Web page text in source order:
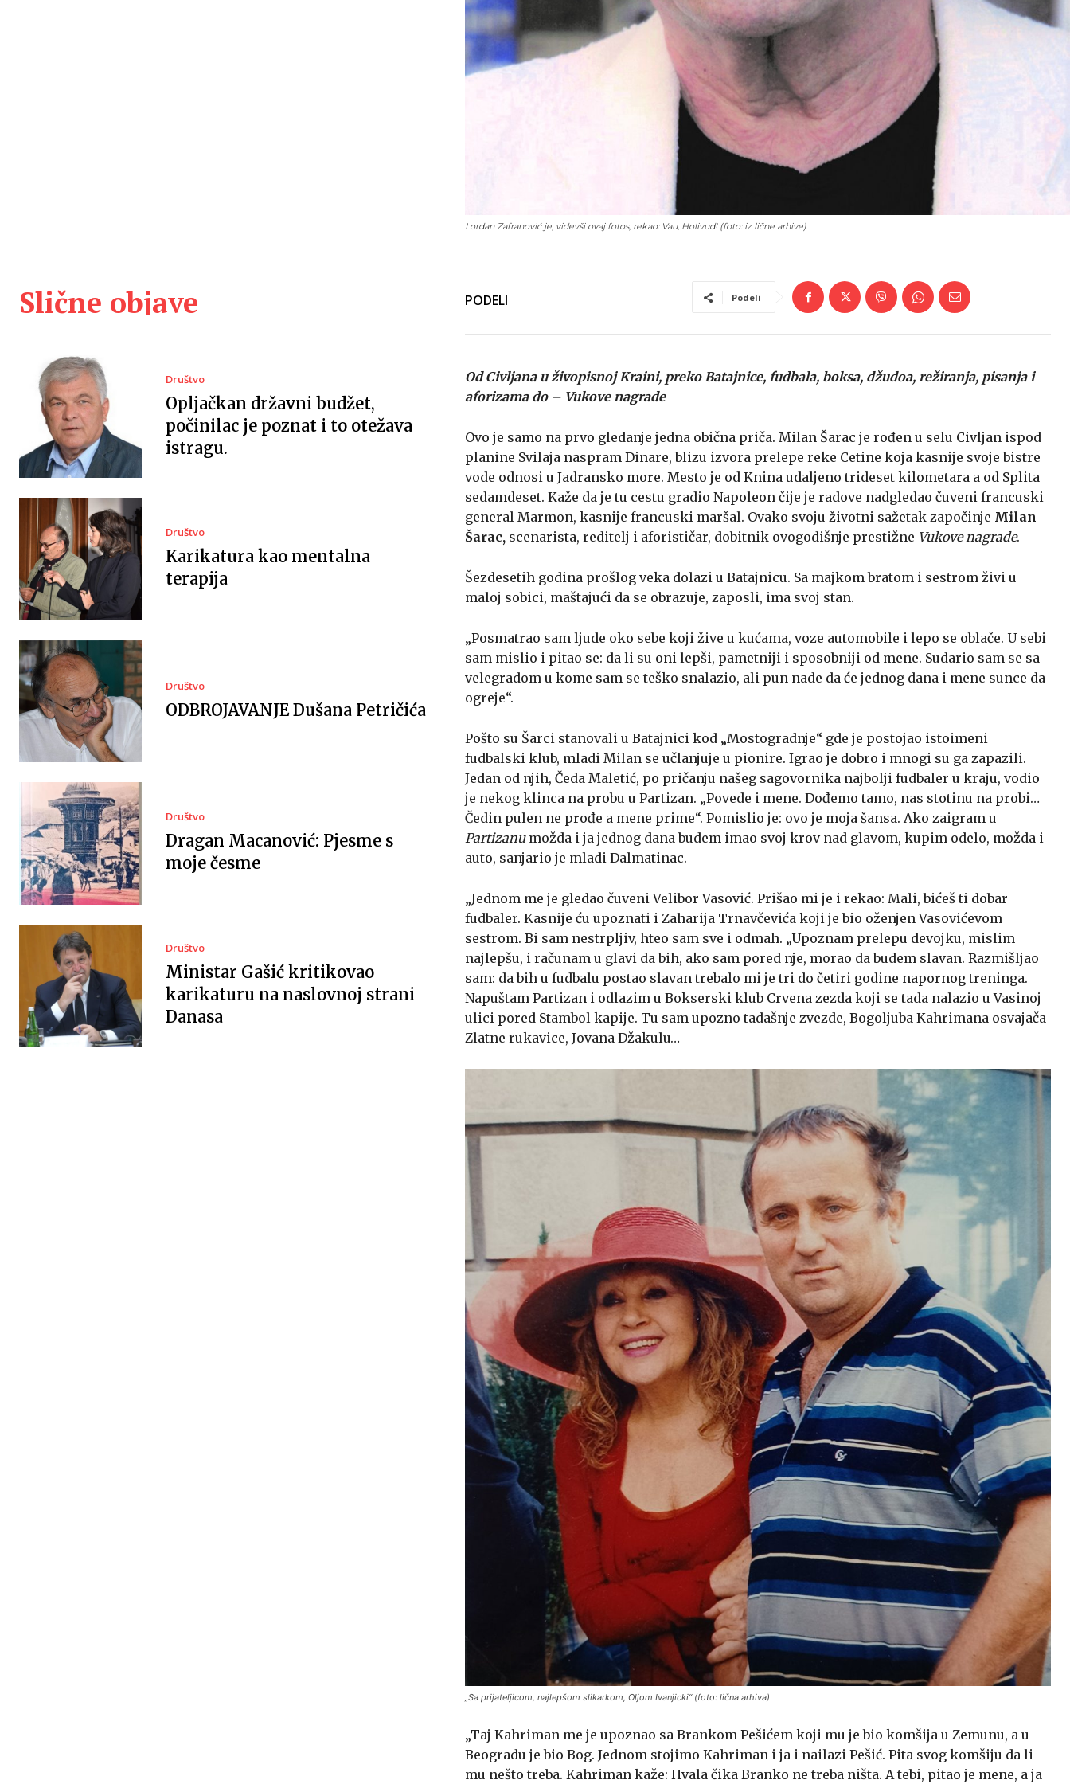
Lordan Zafranović je, videvši ovaj fotos, rekao: Vau, Holivud! (foto: iz lične arhive)
Slične objave
Društvo
Opljačkan državni budžet,
počinilac je poznat i to otežava
istragu.
Društvo
Karikatura kao mentalna
terapija
Društvo
ODBROJAVANJE Dušana Petričića
Društvo
Dragan Macanović: Pjesme s
moje česme
Društvo
Ministar Gašić kritikovao
karikaturu na naslovnoj strani
Danasa
PODELI Podeli
Od Civljana u živopisnoj Kraini, preko Batajnice, fudbala, boksa, džudoa, režiranja, pisanja i
aforizama do – Vukove nagrade
Ovo je samo na prvo gledanje jedna obična priča. Milan Šarac je rođen u selu Civljan ispod
planine Svilaja naspram Dinare, blizu izvora prelepe reke Cetine koja kasnije svoje bistre
vode odnosi u Jadransko more. Mesto je od Knina udaljeno trideset kilometara a od Splita
sedamdeset. Kaže da je tu cestu gradio Napoleon čije je radove nadgledao čuveni francuski
general Marmon, kasnije francuski maršal. Ovako svoju životni sažetak započinje Milan
Šarac, scenarista, reditelj i aforističar, dobitnik ovogodišnje prestižne Vukove nagrade.
Šezdesetih godina prošlog veka dolazi u Batajnicu. Sa majkom bratom i sestrom živi u
maloj sobici, maštajući da se obrazuje, zaposli, ima svoj stan.
„Posmatrao sam ljude oko sebe koji žive u kućama, voze automobile i lepo se oblače. U sebi
sam mislio i pitao se: da li su oni lepši, pametniji i sposobniji od mene. Sudario sam se sa
velegradom u kome sam se teško snalazio, ali pun nade da će jednog dana i mene sunce da
ogreje“.
Pošto su Šarci stanovali u Batajnici kod „Mostogradnje“ gde je postojao istoimeni
fudbalski klub, mladi Milan se učlanjuje u pionire. Igrao je dobro i mnogi su ga zapazili.
Jedan od njih, Čeda Maletić, po pričanju našeg sagovornika najbolji fudbaler u kraju, vodio
je nekog klinca na probu u Partizan. „Povede i mene. Dođemo tamo, nas stotinu na probi…
Čedin pulen ne prođe a mene prime“. Pomislio je: ovo je moja šansa. Ako zaigram u
Partizanumožda i ja jednog dana budem imao svoj krov nad glavom, kupim odelo, možda i
auto, sanjario je mladi Dalmatinac.
„Jednom me je gledao čuveni Velibor Vasović. Prišao mi je i rekao: Mali, bićeš ti dobar
fudbaler. Kasnije ću upoznati i Zaharija Trnavčevića koji je bio oženjen Vasovićevom
sestrom. Bi sam nestrpljiv, hteo sam sve i odmah. „Upoznam prelepu devojku, mislim
najlepšu, i računam u glavi da bih, ako sam pored nje, morao da budem slavan. Razmišljao
sam: da bih u fudbalu postao slavan trebalo mi je tri do četiri godine napornog treninga.
Napuštam Partizan i odlazim u Bokserski klub Crvena zezda koji se tada nalazio u Vasinoj
ulici pored Stambol kapije. Tu sam upozno tadašnje zvezde, Bogoljuba Kahrimana osvajača
Zlatne rukavice, Jovana Džakulu…
„Sa prijateljicom, najlepšom slikarkom, Oljom Ivanjicki“ (foto: lična arhiva)
„Taj Kahriman me je upoznao sa Brankom Pešićem koji mu je bio komšija u Zemunu, a u
Beogradu je bio Bog. Jednom stojimo Kahriman i ja i nailazi Pešić. Pita svog komšiju da li
mu nešto treba. Kahriman kaže: Hvala čika Branko ne treba ništa. A tebi, pitao je mene, a ja